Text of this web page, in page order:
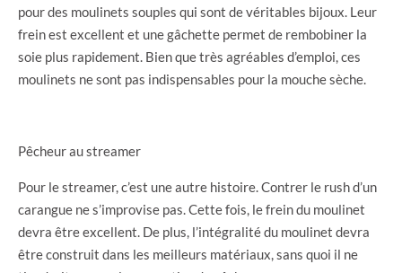
pour des moulinets souples qui sont de véritables bijoux. Leur
frein est excellent et une gâchette permet de rembobiner la
soie plus rapidement. Bien que très agréables d’emploi, ces
moulinets ne sont pas indispensables pour la mouche sèche.
Pêcheur au streamer
Pour le streamer, c’est une autre histoire. Contrer le rush d’un
carangue ne s’improvise pas. Cette fois, le frein du moulinet
devra être excellent. De plus, l’intégralité du moulinet devra
être construit dans les meilleurs matériaux, sans quoi il ne